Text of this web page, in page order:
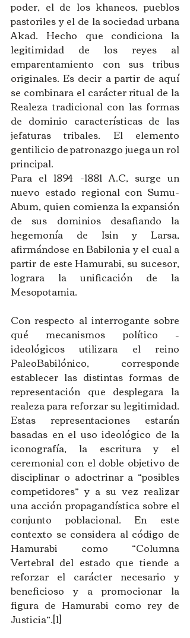
poder, el de los khaneos, pueblos
pastoriles y el de la sociedad urbana
Akad. Hecho que condiciona la
legitimidad de los reyes al
emparentamiento con sus tribus
originales. Es decir a partir de aquí
se combinara el carácter ritual de la
Realeza tradicional con las formas
de dominio características de las
jefaturas tribales. El elemento
gentilicio de patronazgo juega un rol
principal.
Para el 1894 -1881 A.C, surge un
nuevo estado regional con Sumu-
Abum, quien comienza la expansión
de sus dominios desafiando la
hegemonía de Isin y Larsa,
afirmándose en Babilonia y el cual a
partir de este Hamurabi, su sucesor,
lograra la unificación de la
Mesopotamia.
Con respecto al interrogante sobre
qué mecanismos político –
ideológicos utilizara el reino
PaleoBabilónico, corresponde
establecer las distintas formas de
representación que desplegara la
realeza para reforzar su legitimidad.
Estas representaciones estarán
basadas en el uso ideológico de la
iconografía, la escritura y el
ceremonial con el doble objetivo de
disciplinar o adoctrinar a “posibles
competidores” y a su vez realizar
una acción propagandística sobre el
conjunto poblacional. En este
contexto se considera al código de
Hamurabi como “Columna
Vertebral del estado que tiende a
reforzar el carácter necesario y
beneficioso y a promocionar la
figura de Hamurabi como rey de
Justicia”.[1]